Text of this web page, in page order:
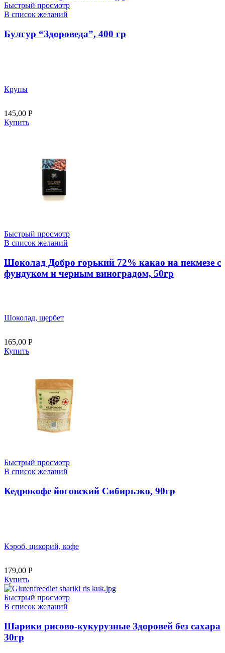
Быстрый просмотр
В список желаний
Булгур “Здороведа”, 400 гр
Крупы
145,00 Р
Купить
Быстрый просмотр
В список желаний
Шоколад Добро горький 72% какао на пекмезе с
фундуком и черным виноградом, 50гр
Шоколад, щербет
165,00 Р
Купить
Быстрый просмотр
В список желаний
Кедрокофе йоговский Сибирьэко, 90гр
Кэроб, цикорий, кофе
179,00 Р
Купить
Быстрый просмотр
В список желаний
Шарики рисово-кукурузные Здоровей без сахара
30гр